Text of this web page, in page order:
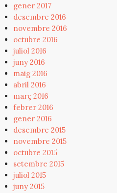
gener 2017
desembre 2016
novembre 2016
octubre 2016
juliol 2016
juny 2016
maig 2016
abril 2016
març 2016
febrer 2016
gener 2016
desembre 2015
novembre 2015
octubre 2015
setembre 2015
juliol 2015
juny 2015